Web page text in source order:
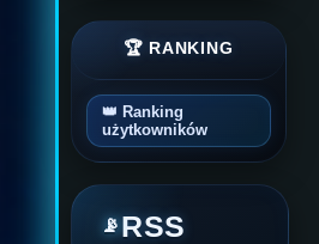
🏆 RANKING
👑 Ranking
użytkowników
📡RSS